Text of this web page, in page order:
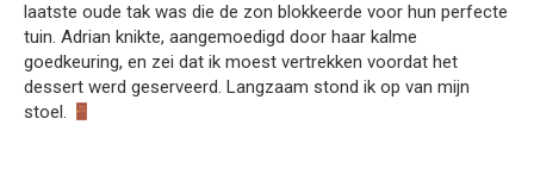
laatste oude tak was die de zon blokkeerde voor hun perfecte
tuin. Adrian knikte, aangemoedigd door haar kalme
goedkeuring, en zei dat ik moest vertrekken voordat het
dessert werd geserveerd. Langzaam stond ik op van mijn
stoel.